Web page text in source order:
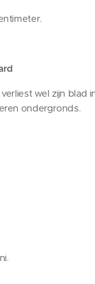
verliest wel zijn blad
ondergronds.